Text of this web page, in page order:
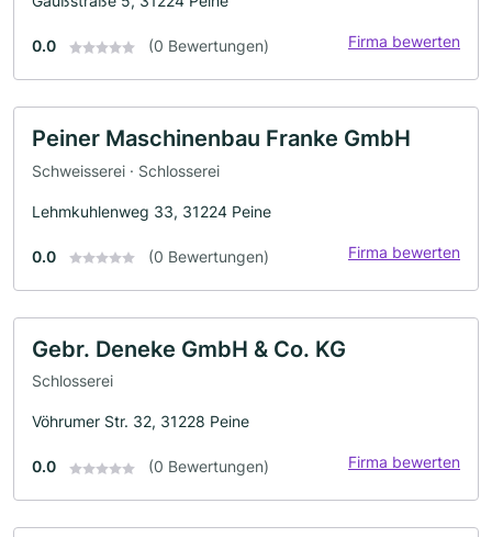
0.0 (0 Bewertungen) Firma bewerten
Peiner Maschinenbau Franke GmbH
Schweisserei · Schlosserei
Lehmkuhlenweg 33, 31224 Peine
0.0 (0 Bewertungen) Firma bewerten
Gebr. Deneke GmbH & Co. KG
Schlosserei
Vöhrumer Str. 32, 31228 Peine
0.0 (0 Bewertungen) Firma bewerten